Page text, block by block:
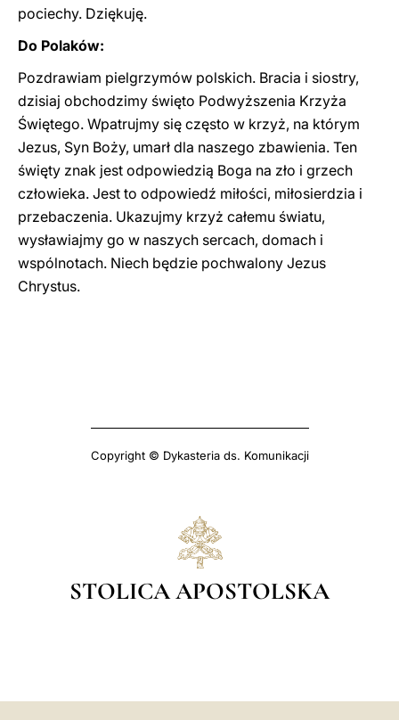
pociechy. Dziękuję.
Do Polaków:
Pozdrawiam pielgrzymów polskich. Bracia i siostry,
dzisiaj obchodzimy święto Podwyższenia Krzyża
Świętego. Wpatrujmy się często w krzyż, na którym
Jezus, Syn Boży, umarł dla naszego zbawienia. Ten
święty znak jest odpowiedzią Boga na zło i grzech
człowieka. Jest to odpowiedź miłości, miłosierdzia i
przebaczenia. Ukazujmy krzyż całemu światu,
wysławiajmy go w naszych sercach, domach i
wspólnotach. Niech będzie pochwalony Jezus
Chrystus.
Copyright © Dykasteria ds. Komunikacji
STOLICA APOSTOLSKA